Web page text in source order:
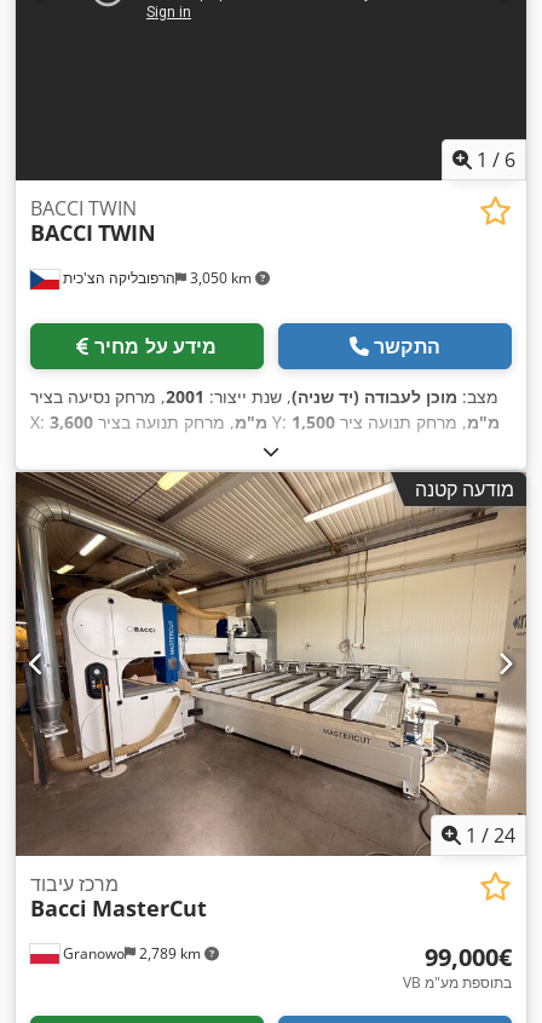
1 / 6
הרפובליקה הצ'כית 3,050 km
BACCI TWIN
BACCI TWIN
מידע על מחיר התקשר
מצב: מוכן לעבודה (יד שניה), שנת ייצור: 2001, מרחק נסיעה בציר
X:
3,600 מ"מ , מרחק תנועה בציר Y: 1,500 מ"מ, מרחק תנועה ציר
, מהירות ציר (מקסימלית):
סל"ד,
מודעה קטנה
1 /24
Granowo 2,789 km
מרכז עיבוד
Bacci MasterCut
‏99,000 ‏€
VB בתוספת מע"מ